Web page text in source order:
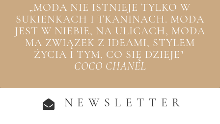
„MODA NIE ISTNIEJE TYLKO W
SUKIENKACH I TKANINACH. MODA
JEST W NIEBIE, NA ULICACH, MODA
MA ZWIĄZEK Z IDEAMI, STYLEM
ŻYCIA I TYM, CO SIĘ DZIEJE"
COCO CHANEL
NEWSLETTER